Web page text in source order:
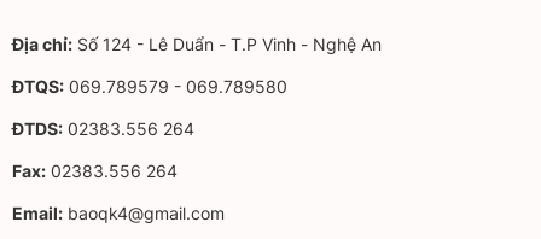
Địa chỉ: Số 124 - Lê Duẩn - T.P Vinh - Nghệ An
ĐTQS: 069.789579 - 069.789580
ĐTDS: 02383.556 264
Fax: 02383.556 264
Email: baoqk4@gmail.com